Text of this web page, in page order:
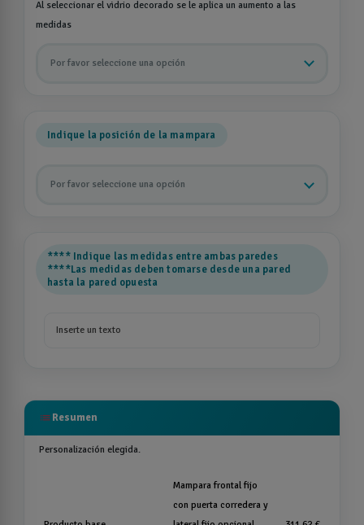
Al seleccionar el vidrio decorado se le aplica un aumento a las
medidas
Por favor seleccione una opción
Indique la posición de la mampara
Por favor seleccione una opción
**** Indique las medidas entre ambas paredes
****Las medidas deben tomarse desde una pared
hasta la pared opuesta
listResumen
Personalización elegida.
Mampara frontal fijo
con puerta corredera y